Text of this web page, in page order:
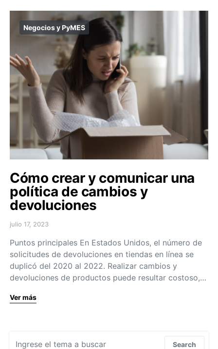
Negocios y PyMES
Cómo crear y comunicar una
política de cambios y
devoluciones
julio 17, 2023
Puntos principales En Estados Unidos, el número de
solicitudes de devoluciones en tiendas en línea se
duplicó del 2020 al 2022. Realizar cambios y
devoluciones de productos puede resultar costoso,…
Ver más
Search